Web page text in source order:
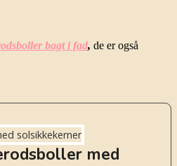
bagt i fad, de er også
med